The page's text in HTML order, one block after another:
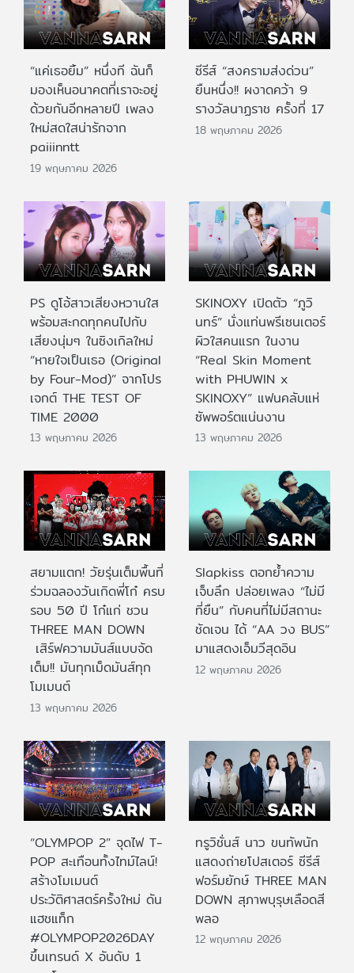
“แค่เธอยิ้ม” หนึ่งที ฉันก็
มองเห็นอนาคตที่เราจะอยู่
ด้วยกันอีกหลายปี เพลง
ใหม่สดใสน่ารักจาก
paiiinntt
19 พฤษภาคม 2026
ซีรีส์ “สงครามส่งด่วน”
ยืนหนึ่ง!! ผงาดคว้า 9
รางวัลนาฏราช ครั้งที่ 17
18 พฤษภาคม 2026
PS ดูโอ้สาวเสียงหวานใส
พร้อมสะกดทุกคนไปกับ
เสียงนุ่มๆ ในซิงเกิลใหม่
“หายใจเป็นเธอ (Original
by Four-Mod)” จากโปร
เจกต์ THE TEST OF
TIME 2000
13 พฤษภาคม 2026
SKINOXY เปิดตัว “ภูวิ
นทร์” นั่งแท่นพรีเซนเตอร์
ผิวใสคนแรก ในงาน
“Real Skin Moment
with PHUWIN x
SKINOXY” แฟนคลับแห่
ซัพพอร์ตแน่นงาน
13 พฤษภาคม 2026
สยามแตก! วัยรุ่นเต็มพื้นที่
ร่วมฉลองวันเกิดพี่โก๋ ครบ
รอบ 50 ปี โก๋แก่ ชวน
THREE MAN DOWN
เสิร์ฟความมันส์แบบจัด
เต็ม!! มันทุกเม็ดมันส์ทุก
โมเมนต์
13 พฤษภาคม 2026
Slapkiss ตอกย้ำความ
เจ็บลึก ปล่อยเพลง “ไม่มี
ที่ยืน” กับคนที่ไม่มีสถานะ
ชัดเจน ได้ “AA วง BUS”
มาแสดงเอ็มวีสุดอิน
12 พฤษภาคม 2026
“OLYMPOP 2” จุดไฟ T-
POP สะเทือนทั้งไทม์ไลน์!
สร้างโมเมนต์
ประวัติศาสตร์ครั้งใหม่ ดัน
แฮชแท็ก
#OLYMPOP2026DAY
ขึ้นเทรนด์ X อันดับ 1
ทรูวิชั่นส์ นาว ขนทัพนัก
แสดงถ่ายโปสเตอร์ ซีรีส์
ฟอร์มยักษ์ THREE MAN
DOWN สุภาพบุรุษเลือดสี
พลอ
12 พฤษภาคม 2026